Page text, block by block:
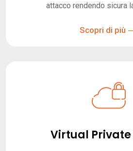
attacco rendendo sicura
Scopri di più
Virtual Private